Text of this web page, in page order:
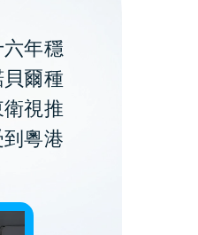
年穩
爾種
視推
粵港